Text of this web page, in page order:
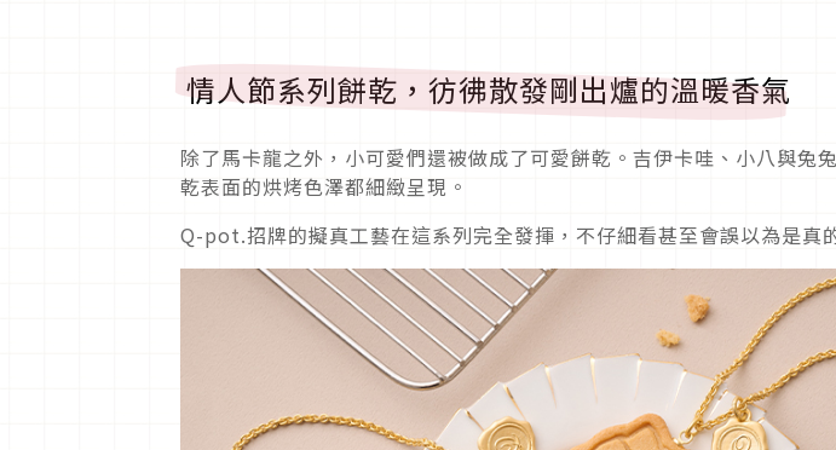
情人節系列餅乾，彷彿散發剛出爐的溫暖香氣
除了馬卡龍之外，小可愛們還被做成了可愛餅乾。吉伊卡哇、小八與兔
乾表面的烘烤色澤都細緻呈現。
Q-pot.招牌的擬真工藝在這系列完全發揮，不仔細看甚至會誤以為是真